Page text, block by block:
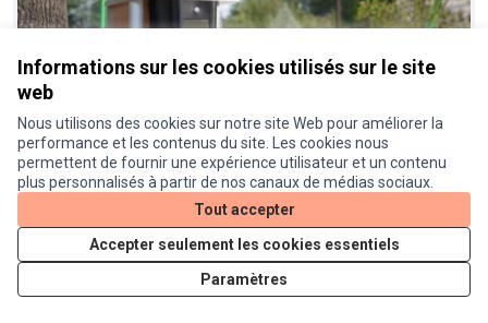
Informations sur les cookies utilisés sur le site
web
Nous utilisons des cookies sur notre site Web pour améliorer la
performance et les contenus du site. Les cookies nous
permettent de fournir une expérience utilisateur et un contenu
plus personnalisés à partir de nos canaux de médias sociaux.
Tout accepter
Accepter seulement les cookies essentiels
Paramètres
Piège à moustiques à Lardenne
Proposition officielle
0